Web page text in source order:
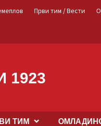
Први тим / Вести
1923
ТИМ